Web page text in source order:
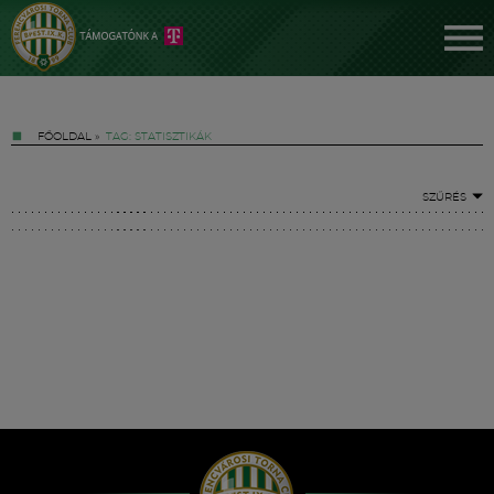
FŐOLDAL » TAG: STATISZTIKÁK
SZŰRÉS
Hírek